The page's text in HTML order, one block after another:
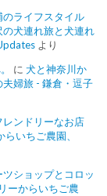
ライフスタイル
犬連れ旅と犬連れ
より
に 犬と神奈川か
婦旅 - 鎌倉・逗子
ンドリーなお店
いちご農園、
ショップとコロッ
ーからいちご農